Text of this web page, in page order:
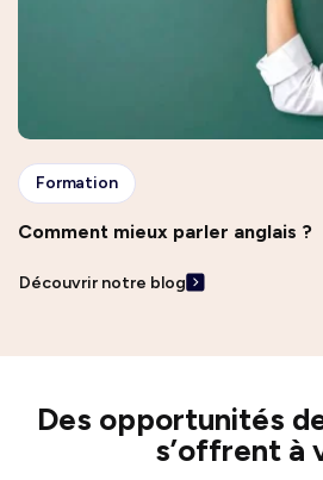
Formation
Comment mieux parler anglais ?
Découvrir notre blog
Des opportunités
s’offrent à